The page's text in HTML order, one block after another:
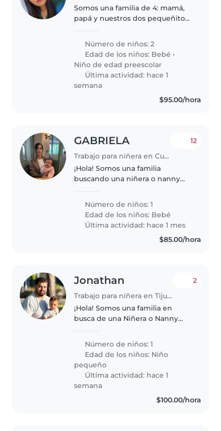
Somos una familia de 4: mamá,
papá y nuestros dos pequeñitos.
responsable y paciente que nos
apoye en el cuidado de los niños
y se adapte a nuestra dinámica..
Número de niños: 2
Edad de los niños: Bebé •
Niño de edad preescolar
Última actividad: hace 1
semana
$95.00/hora
GABRIELA
Trabajo para niñera en Cuauhtémoc
12
¡Hola! Somos una familia
buscando una niñera o nanny
curioso y amigable. Necesitamos
a alguien cómodo/a cocinando o
ayudando con tareas del hogar.
Nos encantaría..
Número de niños: 1
Edad de los niños: Bebé
Última actividad: hace 1 mes
$85.00/hora
Jonathan
Trabajo para niñera en Tijuana
2
¡Hola! Somos una familia en
busca de una Niñera o Nanny
de 1 año lleno/a de energía,
creatividad y alegría.
Necesitamos que pueda cuidar a
nuestro hijo/a..
Número de niños: 1
Edad de los niños: Niño
pequeño
Última actividad: hace 1
semana
$100.00/hora